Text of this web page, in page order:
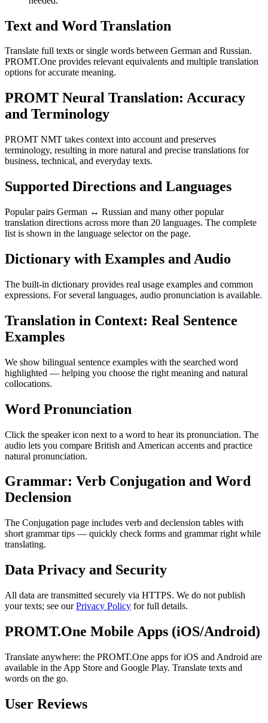
Text and Word Translation
Translate full texts or single words between German and Russian.
PROMT.One provides relevant equivalents and multiple translation
options for accurate meaning.
PROMT Neural Translation: Accuracy
and Terminology
PROMT NMT takes context into account and preserves
terminology, resulting in more natural and precise translations for
business, technical, and everyday texts.
Supported Directions and Languages
Popular pairs German ↔ Russian and many other popular
translation directions across more than 20 languages. The complete
list is shown in the language selector on the page.
Dictionary with Examples and Audio
The built-in dictionary provides real usage examples and common
expressions. For several languages, audio pronunciation is available.
Translation in Context: Real Sentence
Examples
We show bilingual sentence examples with the searched word
highlighted — helping you choose the right meaning and natural
collocations.
Word Pronunciation
Click the speaker icon next to a word to hear its pronunciation. The
audio lets you compare British and American accents and practice
natural pronunciation.
Grammar: Verb Conjugation and Word
Declension
The Conjugation page includes verb and declension tables with
short grammar tips — quickly check forms and grammar right while
translating.
Data Privacy and Security
All data are transmitted securely via HTTPS. We do not publish
your texts; see ourPrivacy Policy for full details.
PROMT.One Mobile Apps (iOS/Android)
Translate anywhere: the PROMT.One apps for iOS and Android are
available in the App Store and Google Play. Translate texts and
words on the go.
User Reviews